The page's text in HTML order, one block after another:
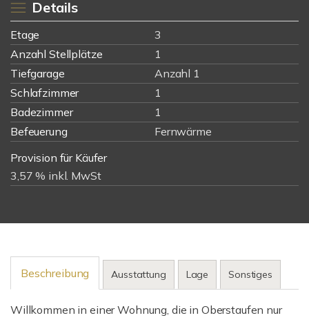
Details
Etage
3
Anzahl Stellplätze
1
Tiefgarage
Anzahl 1
Schlafzimmer
1
Badezimmer
1
Befeuerung
Fernwärme
Provision für Käufer
3,57 % inkl. MwSt
Beschreibung Ausstattung Lage Sonstiges
Willkommen in einer Wohnung, die in Oberstaufen nur